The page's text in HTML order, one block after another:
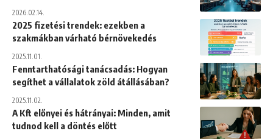
2026.02.14.
2025 fizetési trendek: ezekben a
szakmákban várható bérnövekedés
2025.11.01.
Fenntarthatósági tanácsadás: Hogyan
segíthet a vállalatok zöld átállásában?
2025.11.02.
A Kft előnyei és hátrányai: Minden, amit
tudnod kell a döntés előtt